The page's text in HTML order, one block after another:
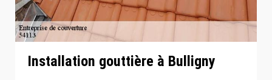
Installation gouttière à Bulligny